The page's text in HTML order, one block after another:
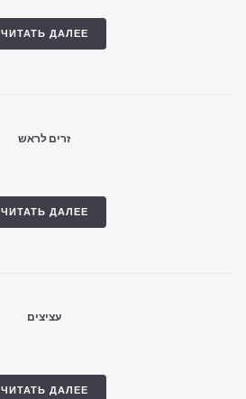
ЧИТАТЬ ДАЛЕЕ
זרים לראש
ЧИТАТЬ ДАЛЕЕ
עציצים
ЧИТАТЬ ДАЛЕЕ